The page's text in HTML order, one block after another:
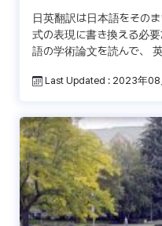
日英翻訳は日本語をその
式の表現に書き換える必
語の学術論文を読んで、
う […]
Last Updated : 2023年08